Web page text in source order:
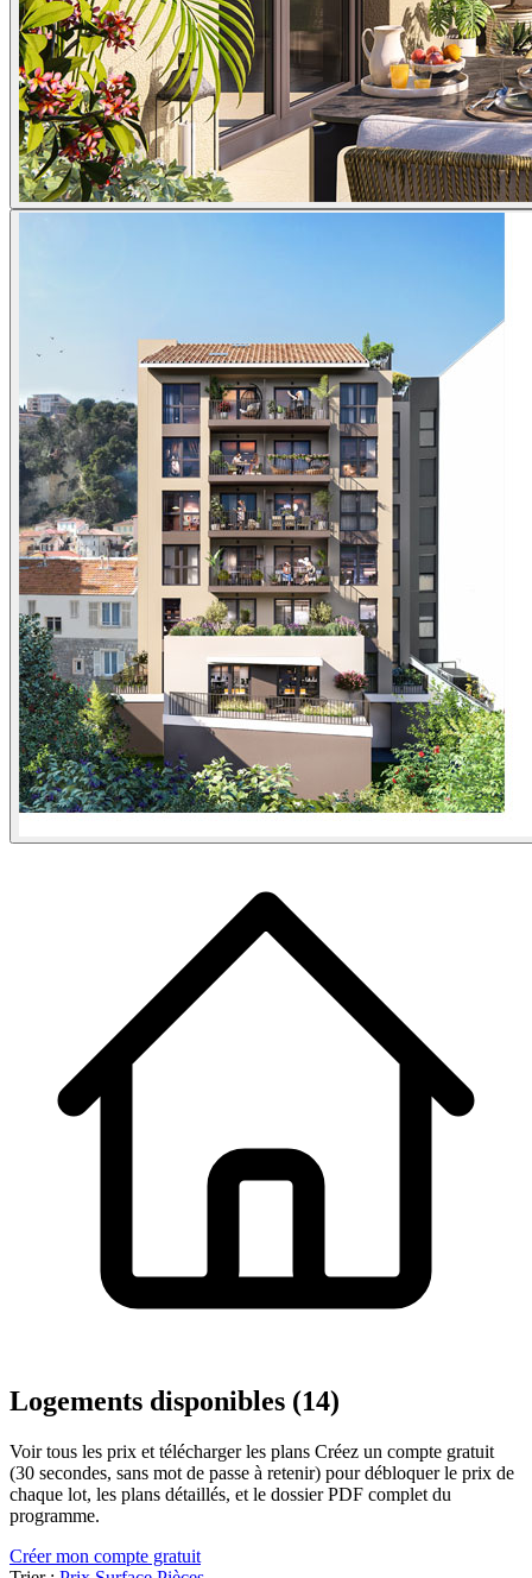
Logements disponibles (14)
Voir tous les prix et télécharger les plans Créez un compte gratuit
(30 secondes, sans mot de passe à retenir) pour débloquer le prix de
chaque lot, les plans détaillés, et le dossier PDF complet du
programme.
Créer mon compte gratuit